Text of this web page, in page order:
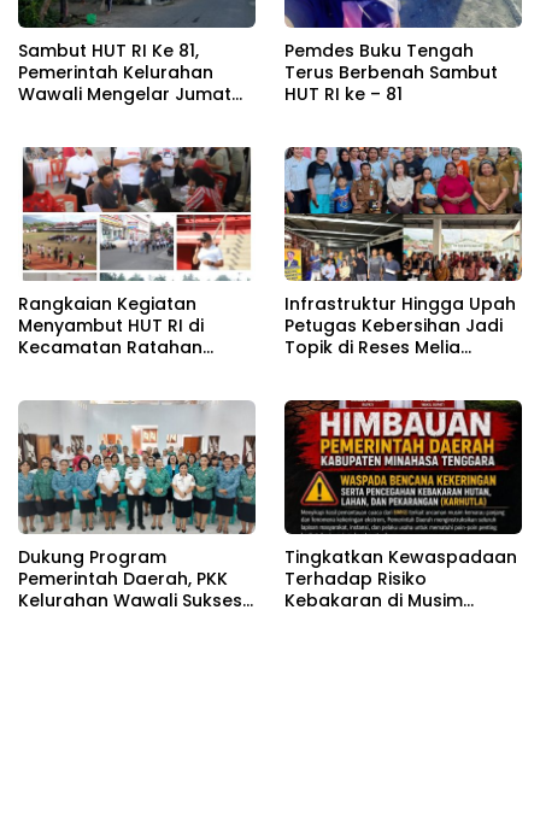
Sambut HUT RI Ke 81,
Pemerintah Kelurahan
Wawali Mengelar Jumat
Pemdes Buku Tengah
Terus Berbenah Sambut
HUT RI ke – 81
Rangkaian Kegiatan
Menyambut HUT RI di
Kecamatan Ratahan
Infrastruktur Hingga Upah
Petugas Kebersihan Jadi
Topik di Reses Melia
Dukung Program
Pemerintah Daerah, PKK
Kelurahan Wawali Sukses
Tingkatkan Kewaspadaan
Terhadap Risiko
Kebakaran di Musim